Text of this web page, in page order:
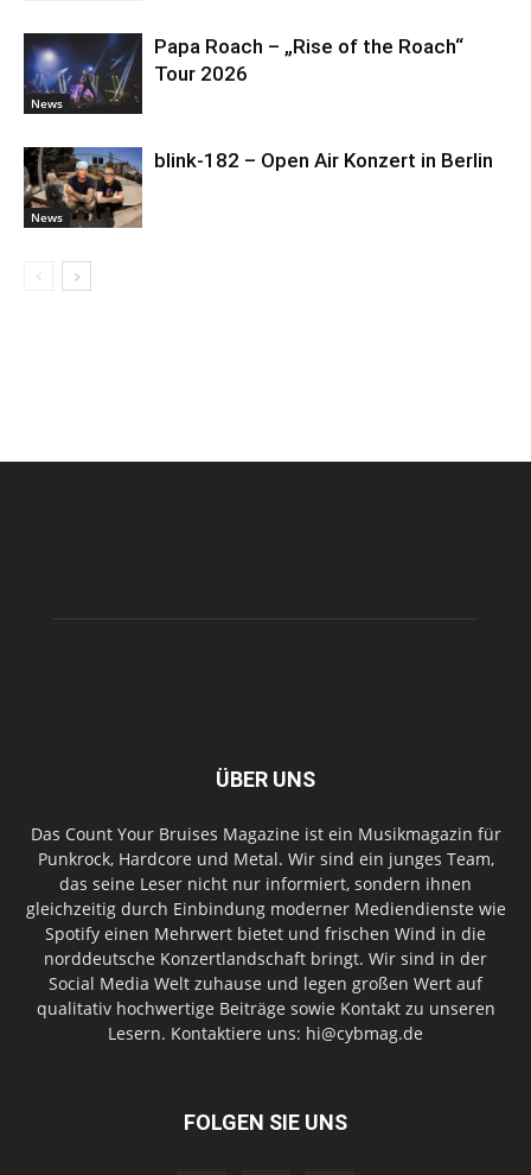
News
Papa Roach – „Rise of the Roach“
Tour 2026
News
blink-182 – Open Air Konzert in Berlin
ÜBER UNS
Das Count Your Bruises Magazine ist ein Musikmagazin für
Punkrock, Hardcore und Metal. Wir sind ein junges Team,
das seine Leser nicht nur informiert, sondern ihnen
gleichzeitig durch Einbindung moderner Mediendienste wie
Spotify einen Mehrwert bietet und frischen Wind in die
norddeutsche Konzertlandschaft bringt. Wir sind in der
Social Media Welt zuhause und legen großen Wert auf
qualitativ hochwertige Beiträge sowie Kontakt zu unseren
Lesern. Kontaktiere uns: hi@cybmag.de
FOLGEN SIE UNS